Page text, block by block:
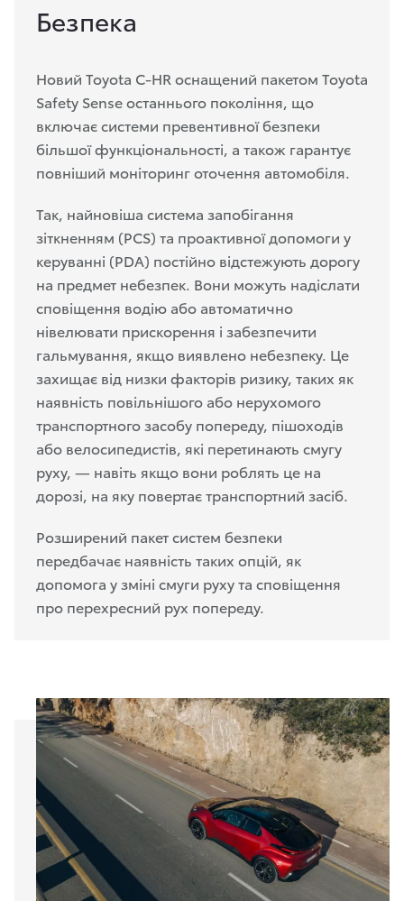
Безпека
Новий Toyota C-HR оснащений пакетом Toyota
Safety Sense останнього покоління, що
включає системи превентивної безпеки
більшої функціональності, а також гарантує
повніший моніторинг оточення автомобіля.
Так, найновіша система запобігання
зіткненням (PCS) та проактивної допомоги у
керуванні (PDA) постійно відстежують дорогу
на предмет небезпек. Вони можуть надіслати
сповіщення водію або автоматично
нівелювати прискорення і забезпечити
гальмування, якщо виявлено небезпеку. Це
захищає від низки факторів ризику, таких як
наявність повільнішого або нерухомого
транспортного засобу попереду, пішоходів
або велосипедистів, які перетинають смугу
руху, — навіть якщо вони роблять це на
дорозі, на яку повертає транспортний засіб.
Розширений пакет систем безпеки
передбачає наявність таких опцій, як
допомога у зміні смуги руху та сповіщення
про перехресний рух попереду.